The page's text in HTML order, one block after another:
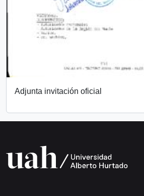
Adjunta invitación oficial